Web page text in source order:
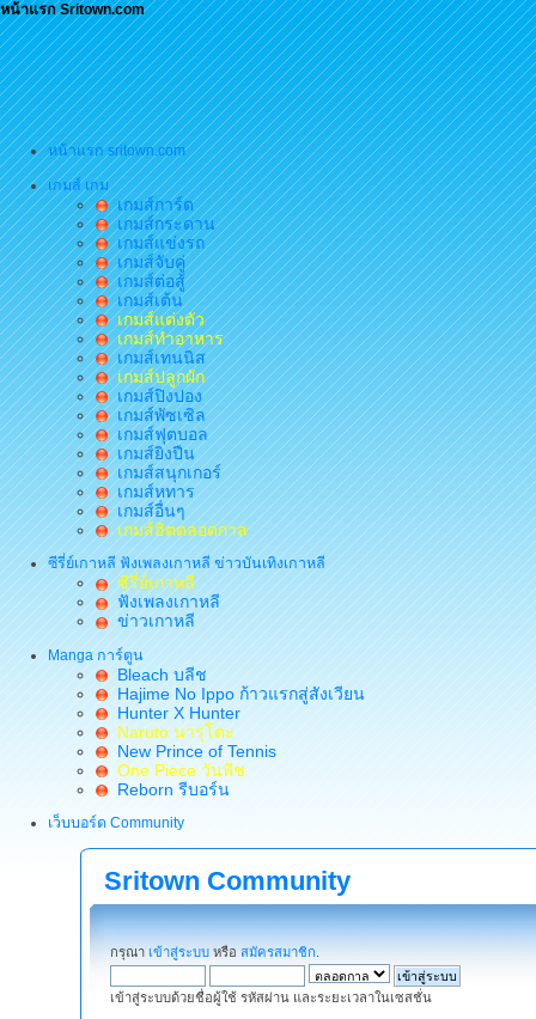
หน้าแรก Sritown.com
หน้าแรก sritown.com
เกมส์ เกม
เกมส์การ์ด
เกมส์กระดาน
เกมส์แข่งรถ
เกมส์จับคู่
เกมส์ต่อสู้
เกมส์เต้น
เกมส์แต่งตัว
เกมส์ทำอาหาร
เกมส์เทนนิส
เกมส์ปลูกผัก
เกมส์ปิงปอง
เกมส์พัซเซิล
เกมส์ฟุตบอล
เกมส์ยิงปืน
เกมส์สนุกเกอร์
เกมส์หทาร
เกมส์อื่นๆ
เกมส์ฮิตตลอดกาล
ซีรี่ย์เกาหลี ฟังเพลงเกาหลี ข่าวบันเทิงเกาหลี
ซีรี่ย์เกาหลี
ฟังเพลงเกาหลี
ข่าวเกาหลี
Manga การ์ตูน
Bleach บลีช
Hajime No Ippo ก้าวแรกสู่สังเวียน
Hunter X Hunter
Naruto นารุโตะ
New Prince of Tennis
One Piece วันพีช
Reborn รีบอร์น
เว็บบอร์ด Community
Sritown Community
กรุณา เข้าสู่ระบบ หรือสมัครสมาชิก
เข้าสู่ระบบด้วยชื่อผู้ใช้ รหัสผ่าน และระยะเวลาในเซสชั่น